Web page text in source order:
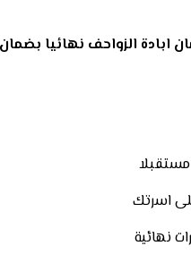
ابادة الزواحف نهائيا
اسرتك
نهائية